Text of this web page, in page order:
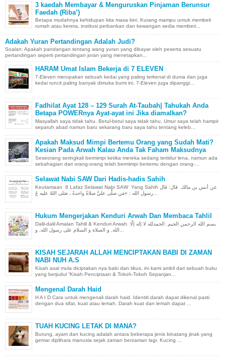
3 kaedah Membayar & Menguruskan Pinjaman Berunsur
Faedah (Riba’)
Betapa mudahnya kehidupan kita masa kini. Kurang mampu untuk membeli
rumah atau kereta, institusi perbankan dan kewangan sedia memberi...
Adakah Yuran Pertandingan Adalah Judi?
Soalan: Apakah pandangan tentang wang yuran yang dibayar oleh peserta sesuatu
pertandingan seperti pertandingan joran yang menetapkan...
HARAM Umat Islam Bekerja di 7 ELEVEN
7-Eleven merupakan sebuah kedai yang paling terkenal di dunia dan juga
kedai runcit paling banyak dimuka bumi ini. 7-Eleven juga dipanggi...
Fadhilat Ayat 128 – 129 Surah At-Taubah| Tahukah Anda
Betapa POWERnya Ayat-ayat ini Jika diamalkan?
Masyallah saya tidak tahu. Betul-betul saya tidak tahu. Umur saya telah hampir
separuh abad namun baru sekarang baru saya tahu tentang keleb...
Apakah Maksud Mimpi Bertemu Orang yang Sudah Mati?
Kesian Pada Arwah Kalau Anda Tak Faham Maksudnya
Seseorang seringkali bermimpi ketika mereka sedang tertidur lena, namun ada
sebahagian dari orang-orang telah bermimpi bertemu dengan orang-...
Selawat Nabi SAW Dari Hadis-hadis Sahih
Keutamaan 8 Lafaz Selawat Nabi SAW Yang Sahih عن أنس بن مالك قال: قال
Hukum Mengerjakan Kenduri Arwah Dan Membaca Tahlil
Dalil-dalil Amalan Tahlil & Kenduri Arwah. بسم الله الرحمن الحيم. الحمدلله لا إله إلّا
KISAH SEJARAH ALLAH MENCIPTAKAN BABI DI ZAMAN
NABI NUH A.S
Kisah asal mula diciptakan nya babi dan tikus, ini kami ambil dari sebuah buku
yang berjudul “Kisah Penciptaan & Tokoh-Tokoh Sepanjan...
Mengenal Darah Haid
H A I D Cara untuk mengenali darah haid. Identiti darah dapat dikenal pasti
dengan dua sifat, kuat atau lemah. Darah kuat dan lemah dapat ...
TUAH KUCING LETAK DI MANA?
Burung, ayam dan kucing adalah antara beberapa jenis binatang jinak yang
gemar diplihara manusia sejak zaman berzaman lagi. Kucing ...